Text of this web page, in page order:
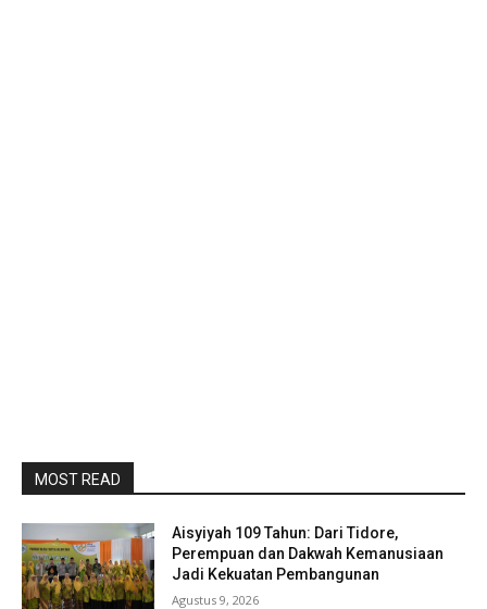
MOST READ
Aisyiyah 109 Tahun: Dari Tidore,
Perempuan dan Dakwah Kemanusiaan
Jadi Kekuatan Pembangunan
Agustus 9, 2026